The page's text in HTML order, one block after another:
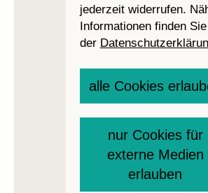
jederzeit widerrufen.
Informationen finden
der
alle Cookies
nur Cookies für
externe Medien
erlauben